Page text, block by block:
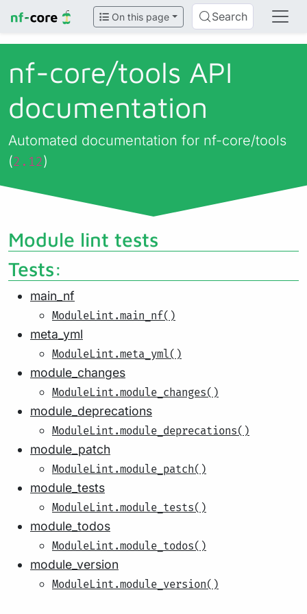
On this page Search
nf-core/tools API
documentation
Automated documentation for nf-core/tools
(2.12)
Module lint tests
Tests:
main_nf
ModuleLint.main_nf()
meta_yml
ModuleLint.meta_yml()
module_changes
ModuleLint.module_changes()
module_deprecations
ModuleLint.module_deprecations()
module_patch
ModuleLint.module_patch()
module_tests
ModuleLint.module_tests()
module_todos
ModuleLint.module_todos()
module_version
ModuleLint.module_version()